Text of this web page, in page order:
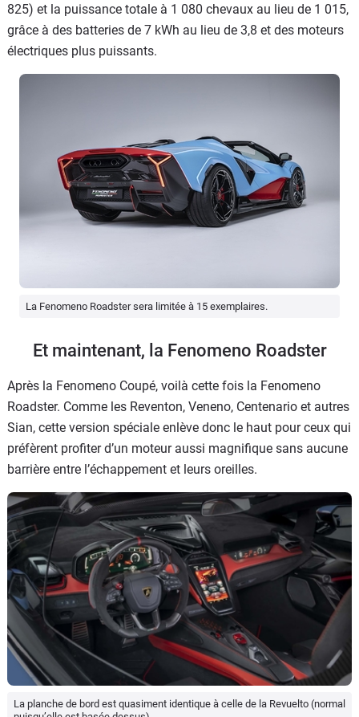
825) et la puissance totale à 1 080 chevaux au lieu de 1 015,
grâce à des batteries de 7 kWh au lieu de 3,8 et des moteurs
électriques plus puissants.
La Fenomeno Roadster sera limitée à 15 exemplaires.
Et maintenant, la Fenomeno Roadster
Après la Fenomeno Coupé, voilà cette fois la Fenomeno
Roadster. Comme les Reventon, Veneno, Centenario et autres
Sian, cette version spéciale enlève donc le haut pour ceux qui
préfèrent profiter d’un moteur aussi magnifique sans aucune
barrière entre l’échappement et leurs oreilles.
La planche de bord est quasiment identique à celle de la Revuelto (normal